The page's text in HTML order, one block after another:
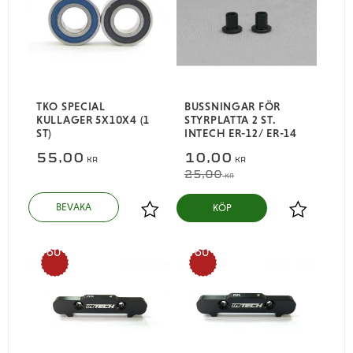
TKO SPECIAL
KULLAGER 5X10X4 (1
ST)
55,00 KR
Lägg till i favoriter
BUSSNINGAR FÖR
STYRPLATTA 2 ST.
INTECH ER-12/ ER-14
10,00 KR
25,00KR
Lägg till i
KÖP
60
%
60
%